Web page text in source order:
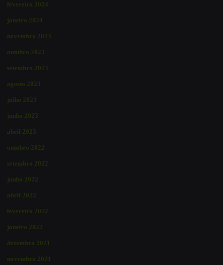
fevereiro 2024
janeiro 2024
novembro 2023
outubro 2023
setembro 2023
agosto 2023
julho 2023
junho 2023
abril 2023
outubro 2022
setembro 2022
junho 2022
abril 2022
fevereiro 2022
janeiro 2022
dezembro 2021
novembro 2021